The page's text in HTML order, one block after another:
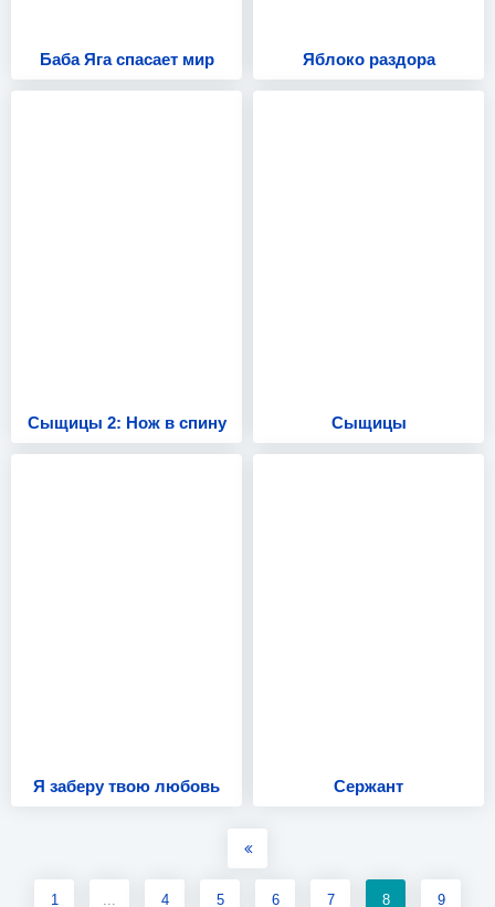
Баба Яга спасает мир Яблоко раздора
Сыщицы 2: Нож в спину Сыщицы
Я заберу твою любовь Сержант
1 ... 4 5 6 7 8 9